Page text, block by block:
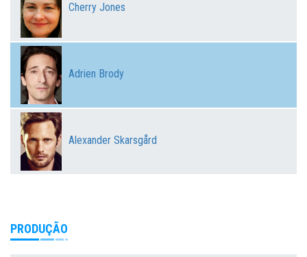
Cherry Jones
Adrien Brody
Alexander Skarsgård
PRODUÇÃO